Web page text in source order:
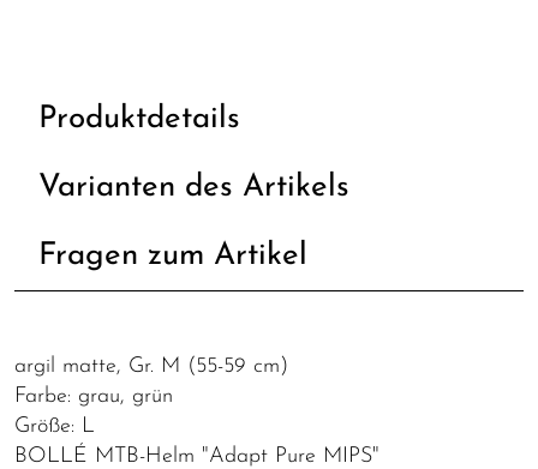
Produktdetails
Varianten des Artikels
Fragen zum Artikel
argil matte, Gr. M (55-59 cm)
Farbe: grau, grün
Größe: L
BOLLÉ MTB-Helm "Adapt Pure MIPS"